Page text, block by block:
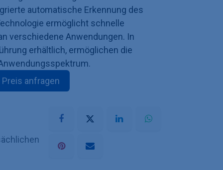
automatische Erkennung des
ermöglicht schnelle
verschiedene Anwendungen. In
erhältlich, ermöglichen die
Preis anfragen